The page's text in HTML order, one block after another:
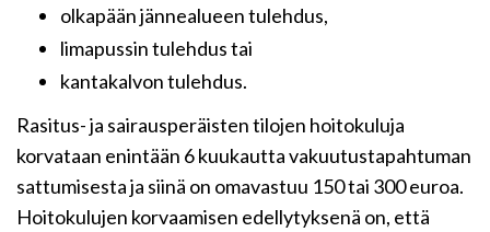
olkapään jännealueen tulehdus,
limapussin tulehdus tai
kantakalvon tulehdus.
Rasitus- ja sairausperäisten tilojen hoitokuluja
korvataan enintään 6 kuukautta vakuutustapahtuman
sattumisesta ja siinä on omavastuu 150 tai 300 euroa.
Hoitokulujen korvaamisen edellytyksenä on, että